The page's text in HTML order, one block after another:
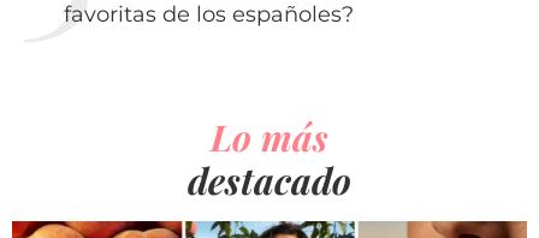
favoritas de los españoles?
Lo más
destacado